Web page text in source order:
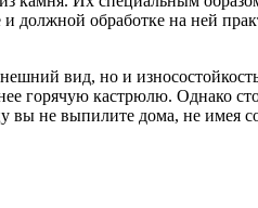
должной обработке на ней
вид, но и
горячую кастрюлю. Однако
не выпилите дома, не имея